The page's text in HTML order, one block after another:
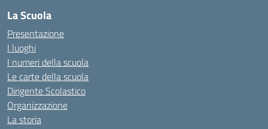
La Scuola
Presentazione
I luoghi
I numeri della scuola
Le carte della scuola
Dirigente Scolastico
Organizzazione
La storia